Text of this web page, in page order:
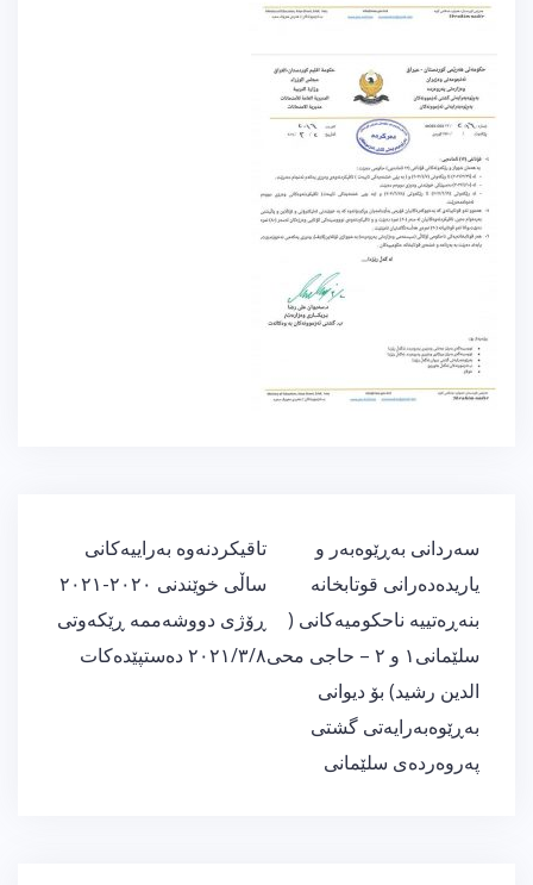
ڕێدۆزیی
بابەت
تاقیکردنەوە بەراییەکانی
ساڵی خوێندنی ٢٠٢٠-٢٠٢١
ڕۆژی دووشەممە ڕێکەوتی
٢٠٢١/٣/٨ دەستپێدەکات
سەردانی بەڕێوەبەر و
یاریدەدەرانی قوتابخانە
بنەڕەتییە ناحكومیەكانی (
سلێمانی١ و ٢ – حاجی محی
الدین رشید) بۆ دیوانی
بەڕێوەبەرایەتی گشتی
پەروەردەی سلێمانی